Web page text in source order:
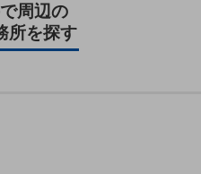
周辺の
所を探す